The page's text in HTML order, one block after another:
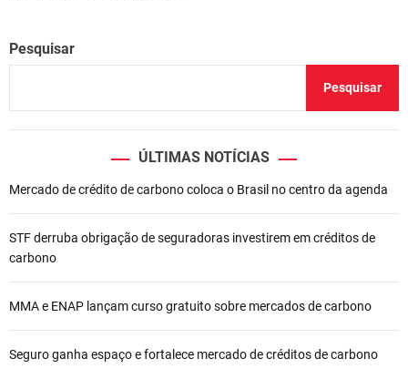
a
ã
d
e
P
o
t
Pesquisar
Pesquisar
ÚLTIMAS NOTÍCIAS
Mercado de crédito de carbono coloca o Brasil no centro da agenda
STF derruba obrigação de seguradoras investirem em créditos de
carbono
MMA e ENAP lançam curso gratuito sobre mercados de carbono
Seguro ganha espaço e fortalece mercado de créditos de carbono